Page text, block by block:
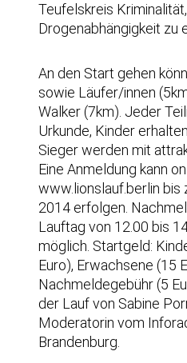
Teufelskreis
Drogenabhängigkeit zu
An den Start gehen
sowie Läufer/innen
Walker (7km). Jeder
Urkunde, Kinder
Sieger werden mit
Eine Anmeldung kann
www.lionslauf.berlin
2014 erfolgen.
Lauftag von 12.00 bis
möglich. Startgeld:
Euro), Erwachsene (15
Nachmeldegebühr (5
der Lauf von Sabine
Moderatorin vom
Brandenburg.